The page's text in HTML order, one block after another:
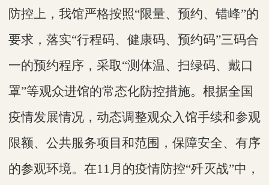
防控上，我馆严格按照“限量、预约、错峰”的
要求，落实“行程码、健康码、预约码”三码合
一的预约程序，采取“测体温、扫绿码、戴口
罩”等观众进馆的常态化防控措施。根据全国
疫情发展情况，动态调整观众入馆手续和参观
限额、公共服务项目和范围，保障安全、有序
的参观环境。在11月的疫情防控“歼灭战”中，